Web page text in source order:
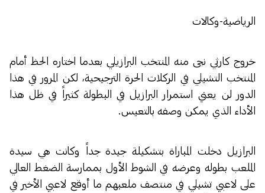
الرياضية-وكالات
خروج كارثي نجى منه المنتخب البرازيلي بعدما اختاره الحظ أمام
المنتخب التشيلي في الركلات الحرة الترجيحية، لكن المرور في هذا
الدور لن يعني استمرار البرازيل في البطولة كثيراً في ظل هذا
الأداء الذي يمكن وصفه بالتعيس.
البرازيل دخلت المباراة بتشكيلة جيدة جداً وكانت هي سيدة
الملعب بطوله وعرضه في الشوط الأول بممارسة الضغط العالي
على لاعبي تشيلي في منتصف ملعبهم ما أوقع لاعبي الأخير في